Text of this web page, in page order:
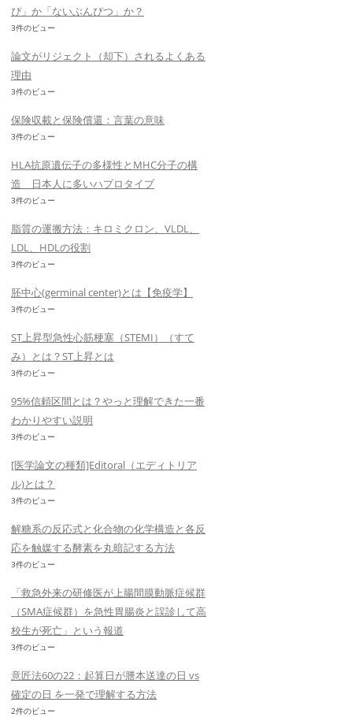
ぴ」か「ないぶんぴつ」か？
3件のビュー
論文がリジェクト（却下）されるよくある
理由
3件のビュー
保険収載と保険償還：言葉の意味
3件のビュー
HLA抗原遺伝子の多様性とMHC分子の構
造 日本人に多いハプロタイプ
3件のビュー
脂質の運搬方法：キロミクロン、VLDL、
LDL、HDLの役割
3件のビュー
胚中心(germinal center)とは【免疫学】
3件のビュー
ST上昇型急性心筋梗塞（STEMI）（すて
み）とは？ST上昇とは
3件のビュー
95%信頼区間とは？やっと理解できた一番
わかりやすい説明
3件のビュー
[医学論文の種類]Editoral（エディトリア
ル)とは？
3件のビュー
解糖系の反応式と化合物の化学構造と各反
応を触媒する酵素を丸暗記する方法
3件のビュー
「救急外来の研修医が上腸間膜動脈症候群
（SMA症候群）を急性胃腸炎と誤診して高
校生が死亡」という報道
3件のビュー
意匠法60の22：起算日が謄本送達の日 vs
確定の日 を一発で理解する方法
2件のビュー